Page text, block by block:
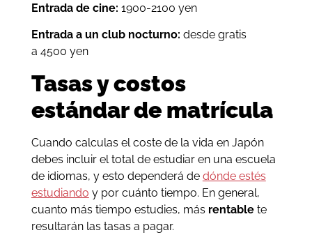
Entrada de cine: 1900-2100 yen
Entrada a un club nocturno: desde gratis
a 4500 yen
Tasas y costos
estándar de matrícula
Cuando calculas el coste de la vida en Japón
debes incluir el total de estudiar en una escuela
de idiomas, y esto dependerá de dónde estés
estudiando y por cuánto tiempo. En general,
cuanto más tiempo estudies, más rentable te
resultarán las tasas a pagar.